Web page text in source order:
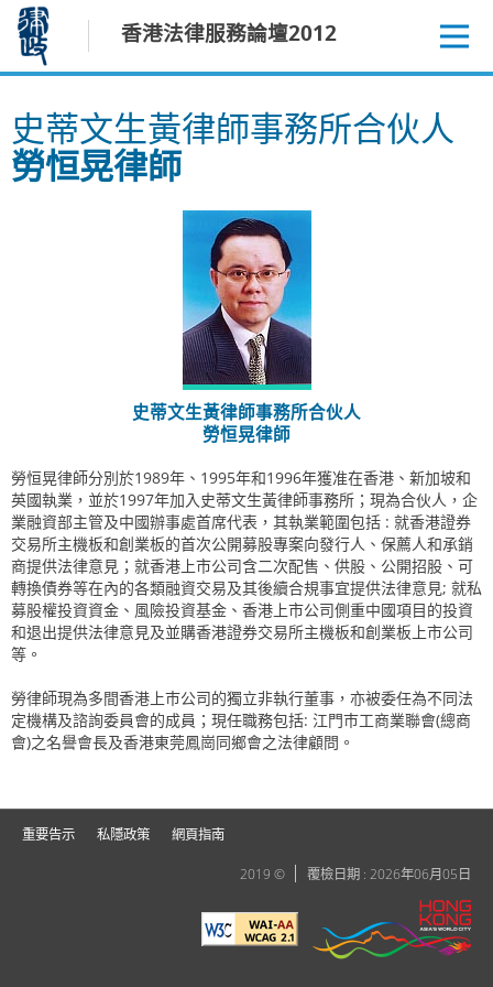
容
香港法律服務論壇2012
史蒂文生黃律師事務所合伙人
勞恒晃律師
史蒂文生黃律師事務所合伙人
勞恒晃律師
勞恒晃律師分別於1989年、1995年和1996年獲准在香港、新加坡和
英國執業，並於1997年加入史蒂文生黃律師事務所；現為合伙人，企
業融資部主管及中國辦事處首席代表，其執業範圍包括 : 就香港證券
交易所主機板和創業板的首次公開募股專案向發行人、保薦人和承銷
商提供法律意見；就香港上市公司含二次配售、供股、公開招股、可
轉換債券等在內的各類融資交易及其後續合規事宜提供法律意見; 就私
募股權投資資金、風險投資基金、香港上市公司側重中國項目的投資
和退出提供法律意見及並購香港證券交易所主機板和創業板上市公司
等。
勞律師現為多間香港上巿公司的獨立非執行董事，亦被委任為不同法
定機構及諮詢委員會的成員；現任職務包括: 江門巿工商業聯會(總商
會)之名譽會長及香港東莞鳳崗同鄉會之法律顧問。
重要告示 私隱政策 網頁指南
2019 © 覆檢日期 : 2026年06月05日